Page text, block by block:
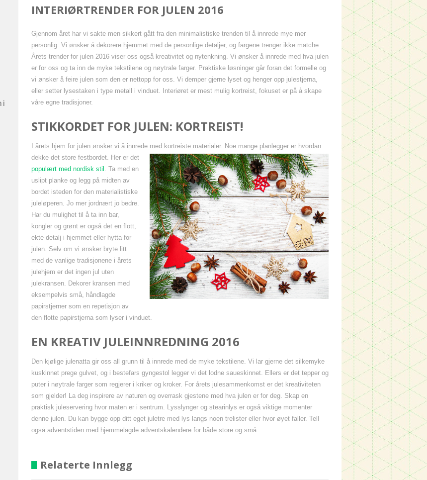
INTERIØRTRENDER FOR JULEN 2016
Gjennom året har vi sakte men sikkert gått fra den minimalistiske trenden til å innrede mye mer
personlig. Vi ønsker å dekorere hjemmet med de personlige detaljer, og fargene trenger ikke matche.
Årets trender for julen 2016 viser oss også kreativitet og nytenkning. Vi ønsker å innrede med hva julen
er for oss og ta inn de myke tekstilene og nøytrale farger. Praktiske løsninger går foran det formelle og
vi ønsker å feire julen som den er nettopp for oss. Vi demper gjerne lyset og henger opp julestjerna,
eller setter lysestaken i type metall i vinduet. Interiøret er mest mulig kortreist, fokuset er på å skape
våre egne tradisjoner.
STIKKORDET FOR JULEN: KORTREIST!
I årets hjem for julen ønsker vi å innrede med kortreiste materialer. Noe mange planlegger er hvordan
dekke det store festbordet. Her er det
populært med nordisk stil . Ta med en
uslipt planke og legg på midten av
bordet isteden for den materialistiske
juleløperen. Jo mer jordnært jo bedre.
Har du mulighet til å ta inn bar,
kongler og grønt er også det en flott,
ekte detalj i hjemmet eller hytta for
julen. Selv om vi ønsker bryte litt
med de vanlige tradisjonene i årets
julehjem er det ingen jul uten
julekransen. Dekorer kransen med
eksempelvis små, håndlagde
papirstjerner som en repetisjon av
den flotte papirstjerna som lyser i vinduet.
EN KREATIV JULEINNREDNING 2016
Den kjølige julenatta gir oss all grunn til å innrede med de myke tekstilene. Vi lar gjerne det silkemyke
kuskinnet prege gulvet, og i bestefars gyngestol legger vi det lodne saueskinnet. Ellers er det tepper og
puter i nøytrale farger som regjerer i kriker og kroker. For årets julesammenkomst er det kreativiteten
som gjelder! La deg inspirere av naturen og overrask gjestene med hva julen er for deg. Skap en
praktisk juleservering hvor maten er i sentrum. Lysslynger og stearinlys er også viktige momenter
denne julen. Du kan bygge opp ditt eget juletre med lys langs noen trelister eller hvor øyet faller. Tell
også adventstiden med hjemmelagde adventskalendere for både store og små.
Relaterte Innlegg
i